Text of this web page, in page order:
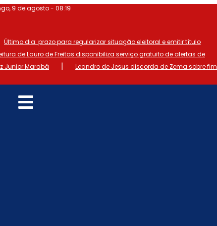
9 de agosto - 08:19
Último dia: prazo para regularizar situação eleitoral e emitir título
de Lauro de Freitas disponibiliza serviço gratuito de alertas de
Junior Marabá |
Leandro de Jesus discorda de Zema sobre fim